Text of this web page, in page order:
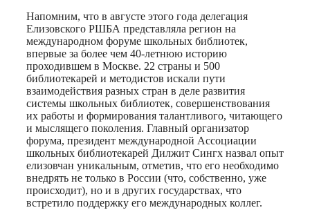
Напомним, что в августе этого года делегация
Елизовского РШБА представляла регион на
международном форуме школьных библиотек,
впервые за более чем 40-летнюю историю
проходившем в Москве. 22 страны и 500
библиотекарей и методистов искали пути
взаимодействия разных стран в деле развития
системы школьных библиотек, совершенствования
их работы и формирования талантливого, читающего
и мыслящего поколения. Главный организатор
форума, президент международной Ассоциации
школьных библиотекарей Дилжит Сингх назвал опыт
елизовчан уникальным, отметив, что его необходимо
внедрять не только в России (что, собственно, уже
происходит), но и в других государствах, что
встретило поддержку его международных коллег.